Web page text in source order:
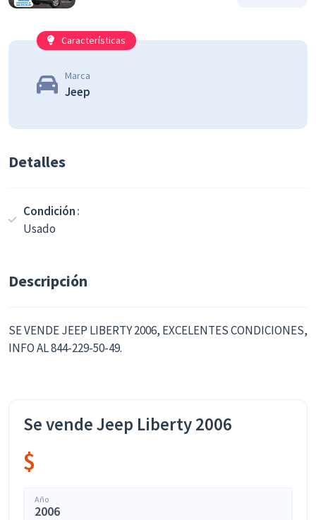
Características
Marca
Jeep
Detalles
Condición
Usado
Descripción
SE VENDE JEEP LIBERTY 2006, EXCELENTES CONDICIONES,
INFO AL 844-229-50-49.
Se vende Jeep Liberty 2006
$
Año
2006